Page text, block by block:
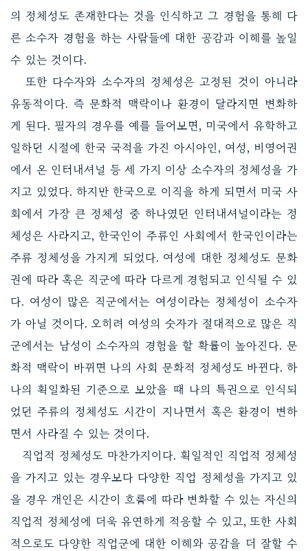
의 정체성도 존재한다는 것을 인식하고 그 경험을 통해 다
른 소수자 경험을 하는 사람들에 대한 공감과 이해를 높일
수 있는 것이다.
또한 다수자와 소수자의 정체성은 고정된 것이 아니라
유동적이다. 즉 문화적 맥락이나 환경이 달라지면 변화하
게 된다. 필자의 경우를 예를 들어보면, 미국에서 유학하고
일하던 시절에 한국 국적을 가진 아시아인, 여성, 비영어권
에서 온 인터내셔널 등 세 가지 이상 소수자의 정체성을 가
지고 있었다. 하지만 한국으로 이직을 하게 되면서 미국 사
회에서 가장 큰 정체성 중 하나였던 인터내셔널이라는 정
체성은 사라지고, 한국인이 주류인 사회에서 한국인이라는
주류 정체성을 가지게 되었다. 여성에 대한 정체성도 문화
권에 따라 혹은 직군에 따라 다르게 경험되고 인식될 수 있
다. 여성이 많은 직군에서는 여성이라는 정체성이 소수자
가 아닐 것이다. 오히려 여성의 숫자가 절대적으로 많은 직
군에서는 남성이 소수자의 경험을 할 확률이 높아진다. 문
화적 맥락이 바뀌면 나의 사회 문화적 정체성도 바뀐다. 하
나의 획일화된 기준으로 보았을 때 나의 특권으로 인식되
었던 주류의 정체성도 시간이 지나면서 혹은 환경이 변하
면서 사라질 수 있는 것이다.
직업적 정체성도 마찬가지이다. 획일적인 직업적 정체성
을 가지고 있는 경우보다 다양한 직업 정체성을 가지고 있
을 경우 개인은 시간이 흐름에 따라 변화할 수 있는 자신의
직업적 정체성에 더욱 유연하게 적응할 수 있고, 또한 사회
적으로도 다양한 직업군에 대한 이해와 공감을 더 잘할 수